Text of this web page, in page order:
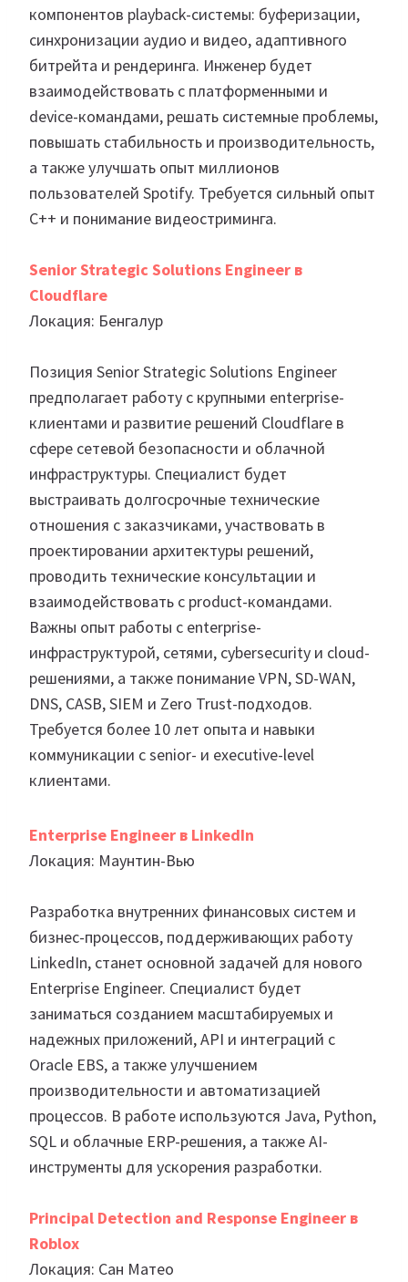
компонентов playback-системы: буферизации,
синхронизации аудио и видео, адаптивного
битрейта и рендеринга. Инженер будет
взаимодействовать с платформенными и
device-командами, решать системные проблемы,
повышать стабильность и производительность,
а также улучшать опыт миллионов
пользователей Spotify. Требуется сильный опыт
C++ и понимание видеостриминга.
Senior Strategic Solutions Engineer в
Cloudflare
Локация: Бенгалур
Позиция Senior Strategic Solutions Engineer
предполагает работу с крупными enterprise-
клиентами и развитие решений Cloudflare в
сфере сетевой безопасности и облачной
инфраструктуры. Специалист будет
выстраивать долгосрочные технические
отношения с заказчиками, участвовать в
проектировании архитектуры решений,
проводить технические консультации и
взаимодействовать с product-командами.
Важны опыт работы с enterprise-
инфраструктурой, сетями, cybersecurity и cloud-
решениями, а также понимание VPN, SD-WAN,
DNS, CASB, SIEM и Zero Trust-подходов.
Требуется более 10 лет опыта и навыки
коммуникации с senior- и executive-level
клиентами.
Enterprise Engineer в LinkedIn
Локация: Маунтин-Вью
Разработка внутренних финансовых систем и
бизнес-процессов, поддерживающих работу
LinkedIn, станет основной задачей для нового
Enterprise Engineer. Специалист будет
заниматься созданием масштабируемых и
надежных приложений, API и интеграций с
Oracle EBS, а также улучшением
производительности и автоматизацией
процессов. В работе используются Java, Python,
SQL и облачные ERP-решения, а также AI-
инструменты для ускорения разработки.
Principal Detection and Response Engineer в
Roblox
Локация: Сан Матео